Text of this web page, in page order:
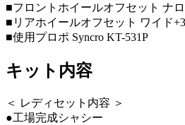
■フロントホイールオフセット ナロ
■リアホイールオフセット ワイド
■使用プロポ Syncro KT-531P
キット内容
＜ レディセット内容 ＞
●工場完成シャシー